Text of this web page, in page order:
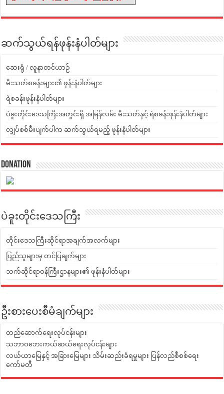
ဆက်သွယ်ရန်ဖုန်းနံပါတ်များ
ဆေးရုံ / လူနာတင်ယာဉ်
မီးသတ်စခန်းများ၏ ဖုန်းနံပါတ်များ
ရဲစခန်းဖုန်းနံပါတ်များ
ပဲခူးတိုင်းဒေသကြီးအတွင်းရှိ အမြန်လမ်း မီးသတ်နှင့် ရဲစခန်းဖုန်းနံပါတ်များ
လျှပ်စစ်မီးပျက်ပါက ဆက်သွယ်ရမည့် ဖုန်းနံပါတ်များ
Donation
ပဲခူးတိုင်းဒေသကြီး
တိုင်းဒေသကြီးဆိုင်ရာအချက်အလက်များ
ပြည်သူများမှ တင်ပြချက်များ
သက်ဆိုင်ရာဝန်ကြီးဌာနများ၏ ဖုန်းနံပါတ်များ
ဦးစားပေးစီမံချက်များ
တည်ဆောက်ရေးလုပ်ငန်းများ
သဘာဝဘေးကယ်ဆယ်ရေးလုပ်ငန်းများ
လယ်ယာမြေနှင့် အခြားမြေများ သိမ်းဆည်းခံရမှုများ ပြန်လည်စီစစ်ရေး
ကော်မတီ